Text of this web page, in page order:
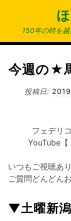
ン
150年の時を
今週の★
投稿日:
フェデリ
YouTube【
いつもご視聴あ
ご質問どんどん
▼土曜新